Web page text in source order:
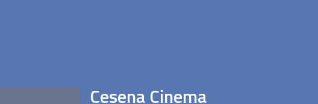
Cesena Cinema